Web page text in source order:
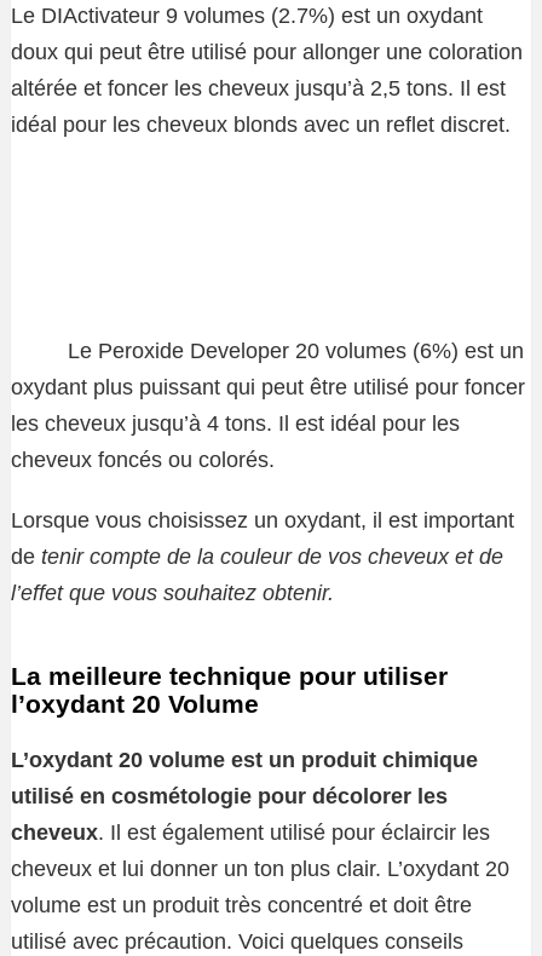
Le DIActivateur 9 volumes (2.7%) est un oxydant
doux qui peut être utilisé pour allonger une coloration
altérée et foncer les cheveux jusqu’à 2,5 tons. Il est
idéal pour les cheveux blonds avec un reflet discret.
Le Peroxide Developer 20 volumes (6%) est un
oxydant plus puissant qui peut être utilisé pour foncer
les cheveux jusqu’à 4 tons. Il est idéal pour les
cheveux foncés ou colorés.
Lorsque vous choisissez un oxydant, il est important
de tenir compte de la couleur de vos cheveux et de
l’effet que vous souhaitez obtenir.
La meilleure technique pour utiliser
l’oxydant 20 Volume
L’oxydant 20 volume est un produit chimique
utilisé en cosmétologie pour décolorer les
cheveux. Il est également utilisé pour éclaircir les
cheveux et lui donner un ton plus clair. L’oxydant 20
volume est un produit très concentré et doit être
utilisé avec précaution. Voici quelques conseils